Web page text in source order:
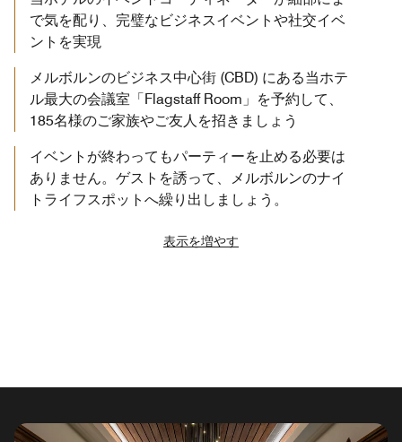
で気を配り、完璧なビジネスイベントや社交イベ
ントを実現
メルボルンのビジネス中心街 (CBD) にある当ホテ
ル最大の会議室「Flagstaff Room」を予約して、
185名様のご家族やご友人を招きましょう
イベントが終わってもパーティーを止める必要は
ありません。ゲストを誘って、メルボルンのナイ
トライフスポットへ繰り出しましょう。
表示を増やす